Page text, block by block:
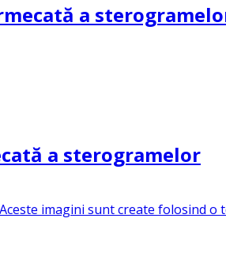
a
a sterogramelor
imagini sunt create folosind o